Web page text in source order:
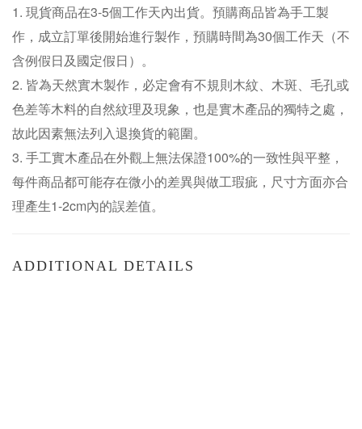
1. 現貨商品在3-5個工作天內出貨。預購商品皆為手工製
作，成立訂單後開始進行製作，預購時間為30個工作天（不
含例假日及國定假日）。
2. 皆為天然實木製作，必定會有不規則木紋、木斑、毛孔或
色差等木料的自然紋理及現象，也是實木產品的獨特之處，
故此因素無法列入退換貨的範圍。
3. 手工實木產品在外觀上無法保證100%的一致性與平整，
每件商品都可能存在微小的差異與做工瑕疵，尺寸方面亦合
理產生1-2cm內的誤差值。
ADDITIONAL DETAILS